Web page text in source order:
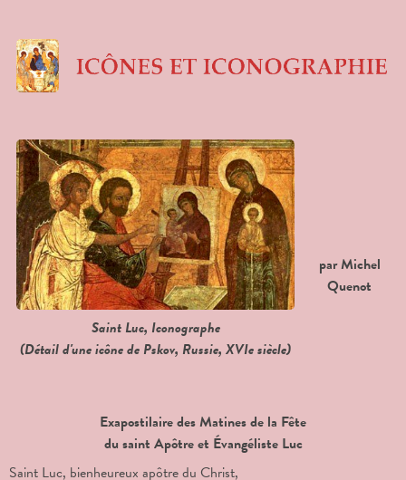
Saint Luc, Iconographe
(Détail d'une icône de Pskov, Russie, XVIe siècle)
par Michel
Quenot
Exapostilaire des Matines de la Fête
du saint Apôtre et Évangéliste Luc
Saint Luc, bienheureux apôtre du Christ,